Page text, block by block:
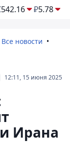
542.16 ₽5.78
Все новости
12:11, 15 июня 2025
Ирана